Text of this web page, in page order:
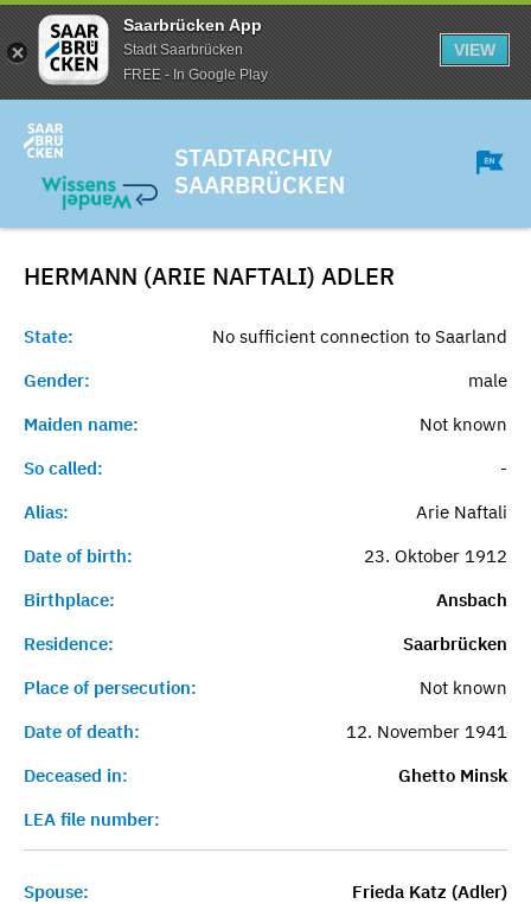
Saarbrücken App
Stadt Saarbrücken
FREE - In Google Play
VIEW
STADTARCHIV
SAARBRÜCKEN
HERMANN (ARIE NAFTALI) ADLER
State:
No sufficient connection to Saarland
Gender:
male
Maiden name:
Not known
So called:
-
Alias:
Arie Naftali
Date of birth:
23. Oktober 1912
Birthplace:
Ansbach
Residence:
Saarbrücken
Place of persecution:
Not known
Date of death:
12. November 1941
Deceased in:
Ghetto Minsk
LEA file number:
Spouse:
Frieda Katz (Adler)